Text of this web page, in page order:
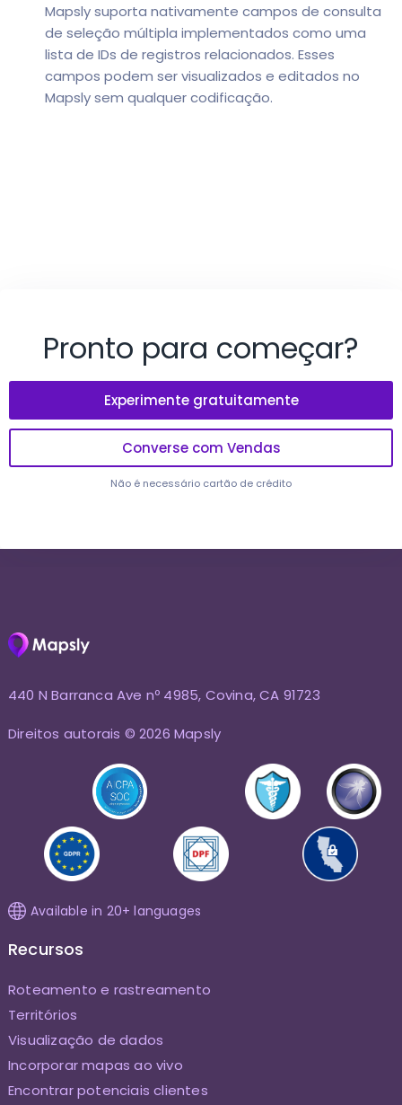
Mapsly suporta nativamente campos de consulta
de seleção múltipla implementados como uma
lista de IDs de registros relacionados. Esses
campos podem ser visualizados e editados no
Mapsly sem qualquer codificação.
Pronto para começar?
Experimente gratuitamente
Converse com Vendas
Não é necessário cartão de crédito
440 N Barranca Ave nº 4985, Covina, CA 91723
Direitos autorais © 2026 Mapsly
Available in 20+ languages
Recursos
Roteamento e rastreamento
Territórios
Visualização de dados
Incorporar mapas ao vivo
Encontrar potenciais clientes